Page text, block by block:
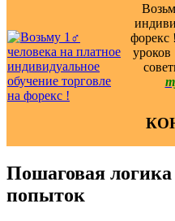
форекс
уроков
Пошаговая
попыток